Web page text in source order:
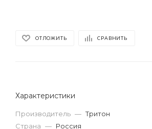
ОТЛОЖИТЬ СРАВНИТЬ
Характеристики
Производитель — Тритон
Страна — Россия